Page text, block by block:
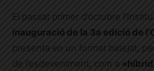
El passat primer d’octubre
inauguració de la 3a edició de
presenta en un format batejat,
de l’esdeveniment, com a